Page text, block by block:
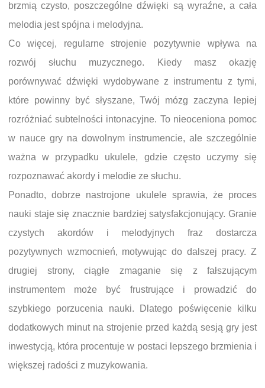
brzmią czysto, poszczególne dźwięki są wyraźne, a cała
melodia jest spójna i melodyjna.
Co więcej, regularne strojenie pozytywnie wpływa na
rozwój słuchu muzycznego. Kiedy masz okazję
porównywać dźwięki wydobywane z instrumentu z tymi,
które powinny być słyszane, Twój mózg zaczyna lepiej
rozróżniać subtelności intonacyjne. To nieoceniona pomoc
w nauce gry na dowolnym instrumencie, ale szczególnie
ważna w przypadku ukulele, gdzie często uczymy się
rozpoznawać akordy i melodie ze słuchu.
Ponadto, dobrze nastrojone ukulele sprawia, że proces
nauki staje się znacznie bardziej satysfakcjonujący. Granie
czystych akordów i melodyjnych fraz dostarcza
pozytywnych wzmocnień, motywując do dalszej pracy. Z
drugiej strony, ciągłe zmaganie się z fałszującym
instrumentem może być frustrujące i prowadzić do
szybkiego porzucenia nauki. Dlatego poświęcenie kilku
dodatkowych minut na strojenie przed każdą sesją gry jest
inwestycją, która procentuje w postaci lepszego brzmienia i
większej radości z muzykowania.